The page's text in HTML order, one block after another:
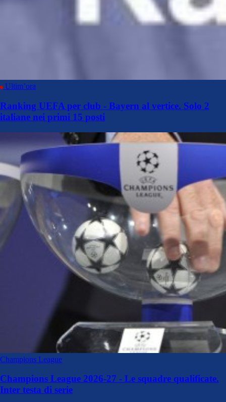
Ultim’ora
Ranking UEFA per club - Bayern al vertice. Solo 2
italiane nei primi 15 posti
Champions League
Champions League 2026-27 - Le squadre qualificate.
Inter testa di serie